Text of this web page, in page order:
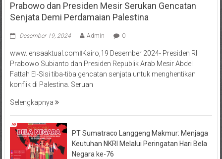
Prabowo dan Presiden Mesir Serukan Gencatan
Senjata Demi Perdamaian Palestina
Desember 19, 2024 Admin 0
www.lensaaktual.comǁKairo,19 Desember 2024- Presiden RI
Prabowo Subianto dan Presiden Republik Arab Mesir Abdel
Fattah El-Sisi tiba-tiba gencatan senjata untuk menghentikan
konflik di Palestina. Seruan
Selengkapnya
PT Sumatraco Langgeng Makmur: Menjaga
Keutuhan NKRI Melalui Peringatan Hari Bela
Negara ke-76